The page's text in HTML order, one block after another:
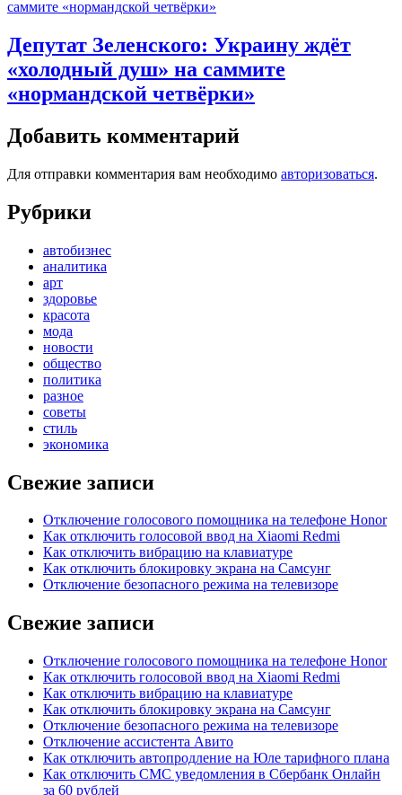
Депутат Зеленского: Украину ждёт
«холодный душ» на саммите
«нормандской четвёрки»
Добавить комментарий
Для отправки комментария вам необходимо авторизоваться.
Рубрики
автобизнес
аналитика
арт
здоровье
красота
мода
новости
общество
политика
разное
советы
стиль
экономика
Свежие записи
Отключение голосового помощника на телефоне Honor
Как отключить голосовой ввод на Xiaomi Redmi
Как отключить вибрацию на клавиатуре
Как отключить блокировку экрана на Самсунг
Отключение безопасного режима на телевизоре
Свежие записи
Отключение голосового помощника на телефоне Honor
Как отключить голосовой ввод на Xiaomi Redmi
Как отключить вибрацию на клавиатуре
Как отключить блокировку экрана на Самсунг
Отключение безопасного режима на телевизоре
Отключение ассистента Авито
Как отключить автопродление на Юле тарифного плана
Как отключить СМС уведомления в Сбербанк Онлайн
за 60 рублей